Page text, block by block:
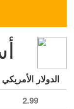
الدولار الأمريكي
2.99